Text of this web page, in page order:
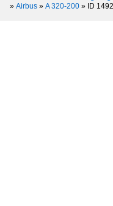
» Airbus » A 320-200 » ID